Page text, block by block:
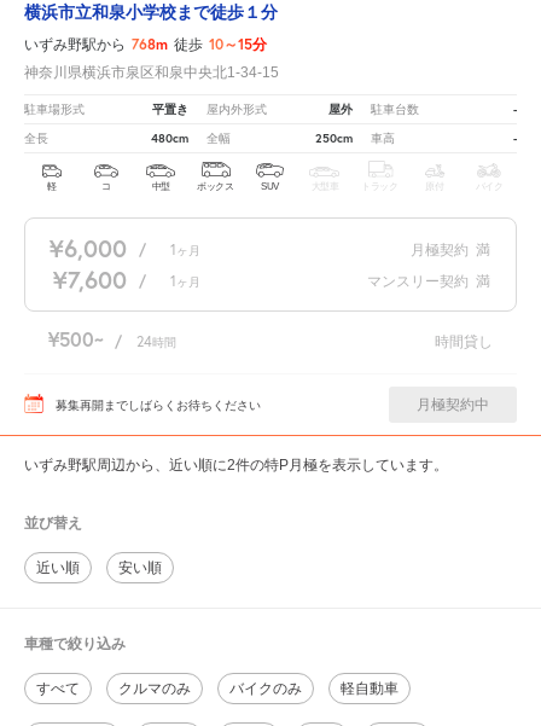
横浜市立和泉小学校まで徒歩１分
いずみ野駅から 768m 徒歩 10～15分
神奈川県横浜市泉区和泉中央北1-34-15
駐車場形式 平置き 屋内外形式 屋外 駐車台数 -
全長 480cm 全幅 250cm 車高 -
軽 コ 中型 ボックス SUV 大型車 トラック 原付 バイク
¥6,000 / 1 ヶ月 月極契約 満
¥7,600 / 1 ヶ月 マンスリー契約 満
¥500 / 24時間 時間貸し
募集再開までしばらくお待ちください 月極契約中
いずみ野駅周辺から、近い順に2件の特P月極を表示しています。
並び替え
近い順 安い順
車種で絞り込み
すべて クルマのみ バイクのみ 軽自動車